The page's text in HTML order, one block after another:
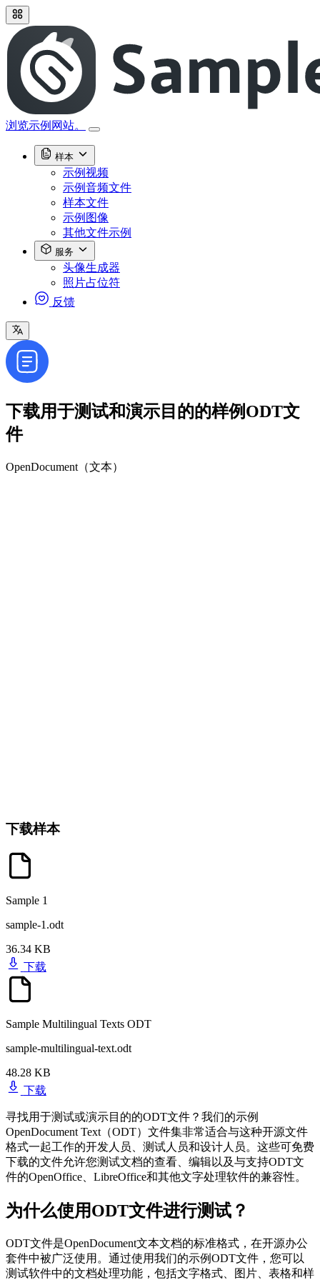
浏览示例网站。
样本
示例视频
示例音频文件
样本文件
示例图像
其他文件示例
服务
头像生成器
照片占位符
反馈
下载用于测试和演示目的的样例ODT文
件
OpenDocument（文本）
下载样本
Sample 1
sample-1.odt
36.34 KB
下载
Sample Multilingual Texts ODT
sample-multilingual-text.odt
48.28 KB
下载
寻找用于测试或演示目的的ODT文件？我们的示例
OpenDocument Text（ODT）文件集非常适合与这种开源文件
格式一起工作的开发人员、测试人员和设计人员。这些可免费
下载的文件允许您测试文档的查看、编辑以及与支持ODT文
件的OpenOffice、LibreOffice和其他文字处理软件的兼容性。
为什么使用ODT文件进行测试？
ODT文件是OpenDocument文本文档的标准格式，在开源办公
套件中被广泛使用。通过使用我们的示例ODT文件，您可以
测试软件中的文档处理功能，包括文字格式、图片、表格和样